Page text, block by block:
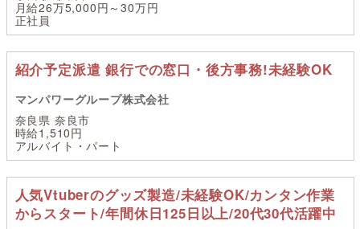
月給26万5,000円～30万円
正社員
紹介予定派遣 銀行での窓口・後方事務!未経験OK
マンパワーグループ株式会社
奈良県 奈良市
時給1,510円
アルバイト・パート
人気Vtuberのグッズ製造/未経験OK/カンタン作業
からスタート/年間休日125日以上/20代30代活躍中